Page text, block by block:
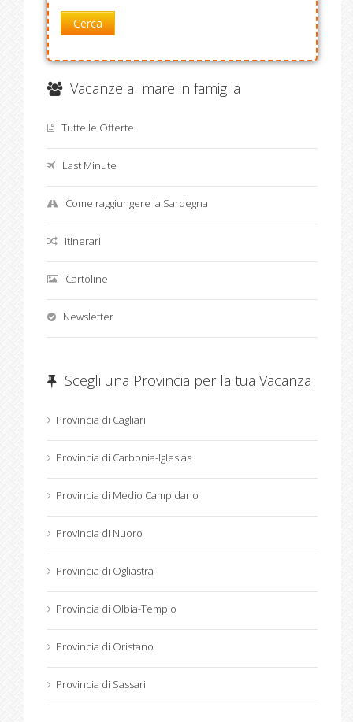
Cerca
Vacanze al mare in famiglia
Tutte le Offerte
Last Minute
Come raggiungere la Sardegna
Itinerari
Cartoline
Newsletter
Scegli una Provincia per la tua Vacanza
Provincia di Cagliari
Provincia di Carbonia-Iglesias
Provincia di Medio Campidano
Provincia di Nuoro
Provincia di Ogliastra
Provincia di Olbia-Tempio
Provincia di Oristano
Provincia di Sassari